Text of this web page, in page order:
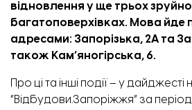
відновлення у ще трьох
багатоповерхівках. Мова йде
адресами: Запорізька, 2А та
також Кам’яногірська, 6.
Про ці та інші події – у дайджесті
“Відбудови.Запоріжжя” за період